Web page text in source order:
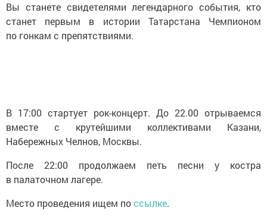
Вы станете свидетелями легендарного события, кто
станет первым в истории Татарстана Чемпионом
по гонкам с препятствиями.
В 17:00 стартует рок-концерт. До 22.00 отрываемся
вместе с крутейшими коллективами Казани,
Набережных Челнов, Москвы.
После 22:00 продолжаем петь песни у костра
в палаточном лагере.
Место проведения ищем поссылке.